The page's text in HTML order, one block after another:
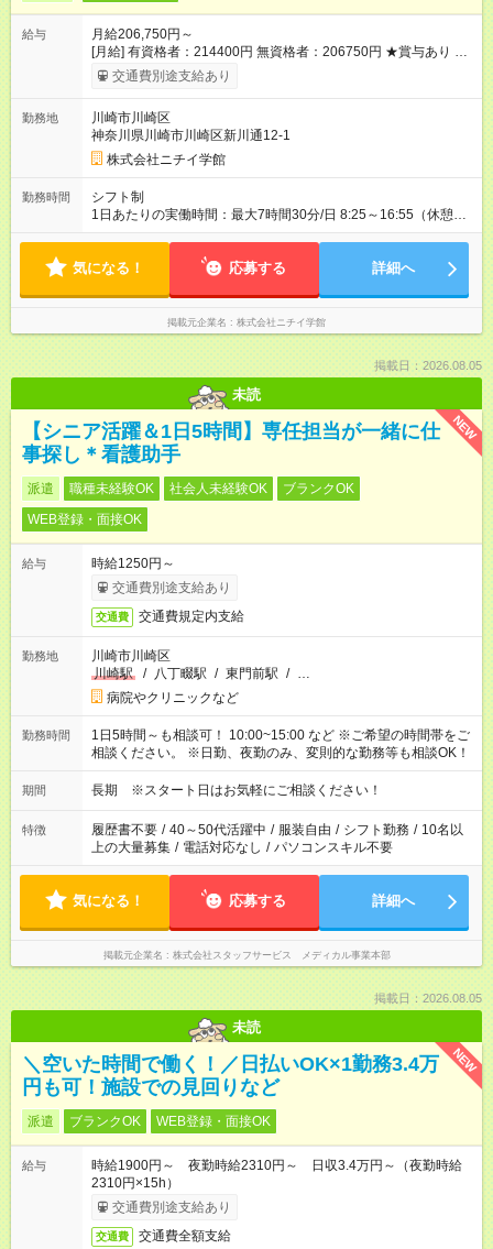
給与
月給206,750円～
[月給] 有資格者：214400円 無資格者：206750円 ★賞与あり 年
2回（業績による 初年度1回） ★キャリアアップ制度あり 進級
により給与がアップします！ 【試用期間】試用期間あり 試用期
交通費別途支給あり
勤務地
川崎市川崎区
神奈川県川崎市川崎区新川通12-1
株式会社ニチイ学館
勤務時間
シフト制
1日あたりの実働時間：最大7時間30分/日 8:25～16:55（休憩60
分） （2F勤務の場合）7:25～16:25のシフトあり ※月153時間勤
気になる！ 応募する 詳細へ
掲載元企業名 株式会社ニチイ学館
掲載日：2026.08.05
未読
NEW
【シニア活躍＆1日5時間】専任担当が一緒に仕
事探し＊看護助手
派遣 職種未経験OK 社会人未経験OK
ブランクOK
WEB登録・面接OK
給与
時給1250円～
交通費別途支給あり
交通費 交通費規定内支給
勤務地
川崎市川崎区
川崎駅
/ 八丁畷駅 / 東門前駅 / …
病院やクリニックなど
勤務時間
1日5時間～も相談可！ 10:00~15:00 など ※ご希望の時間帯をご
相談ください。 ※日勤、夜勤のみ、変則的な勤務等も相談OK！
期間 長期 ※スタート日はお気軽にご相談ください！
特徴 履歴書不要 / 40～50代活躍中 / 服装自由 / シフト勤務 / 10名以
上の大量募集 / 電話対応なし / パソコンスキル不要
気になる！ 応募する 詳細へ
掲載元企業名 株式会社スタッフサービス メディカル事業本部
掲載日：2026.08.05
未読
NEW
＼空いた時間で働く！／日払いOK×1勤務3.4万
円も可！施設での見回りなど
派遣 ブランクOK WEB登録・面接OK
給与
時給1900円～ 夜勤時給2310円～ 日収3.4万円～（夜勤時給
2310円×15h）
交通費別途支給あり
交通費 交通費全額支給